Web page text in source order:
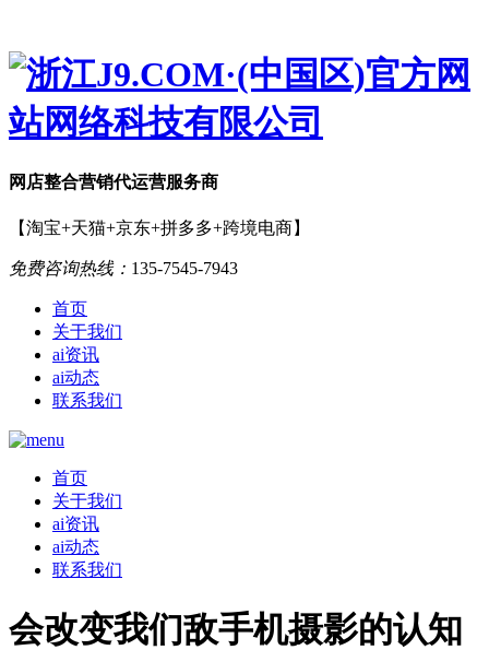
网店整合营销代运营服务商
【淘宝+天猫+京东+拼多多+跨境电商】
免费咨询热线： 135-7545-7943
首页
关于我们
ai资讯
ai动态
联系我们
首页
关于我们
ai资讯
ai动态
联系我们
会改变我们敌手机摄影的认知